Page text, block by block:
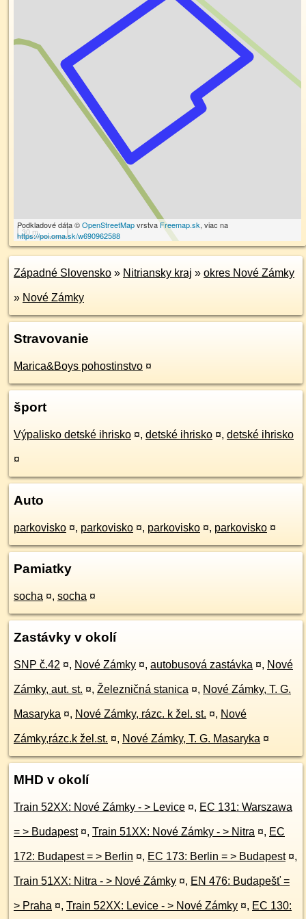
30 m
Podkladové dáta ©OpenStreetMapvrstvaFreemap.sk, viac na
https://poi.oma.sk/w690962588
Západné Slovensko » Nitriansky kraj » okres Nové Zámky
» Nové Zámky
Stravovanie
Marica&Boys pohostinstvo ¤
šport
Výpalisko detské ihrisko ¤, detské ihrisko ¤, detské ihrisko
¤
Auto
parkovisko ¤, parkovisko ¤, parkovisko ¤, parkovisko ¤
Pamiatky
socha ¤, socha ¤
Zastávky v okolí
SNP č.42 ¤, Nové Zámky ¤, autobusová zastávka ¤, Nové
Zámky, aut. st. ¤, Železničná stanica ¤, Nové Zámky, T. G.
Masaryka ¤, Nové Zámky, rázc. k žel. st. ¤, Nové
Zámky,rázc.k žel.st. ¤, Nové Zámky, T. G. Masaryka ¤
MHD v okolí
Train 52XX: Nové Zámky - > Levice ¤, EC 131: Warszawa
= > Budapest ¤, Train 51XX: Nové Zámky - > Nitra ¤, EC
172: Budapest = > Berlin ¤, EC 173: Berlin = > Budapest ¤,
Train 51XX: Nitra - > Nové Zámky ¤, EN 476: Budapešť =
> Praha ¤, Train 52XX: Levice - > Nové Zámky ¤, EC 130: